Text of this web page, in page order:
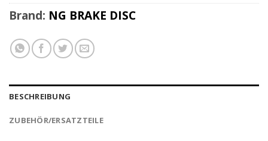
Brand: NG BRAKE DISC
BESCHREIBUNG
ZUBEHÖR/ERSATZTEILE